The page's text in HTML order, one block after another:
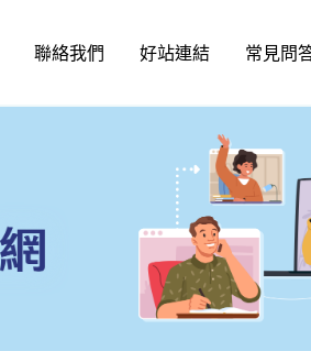
聯絡我們 好站連結 常見問